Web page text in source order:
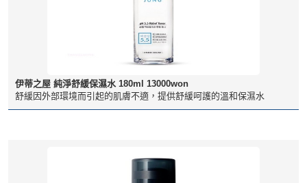
伊蒂之屋 純淨舒緩保濕水 180ml 13000won
舒緩因外部環境而引起的肌膚不適，提供舒緩呵護的溫和保濕水